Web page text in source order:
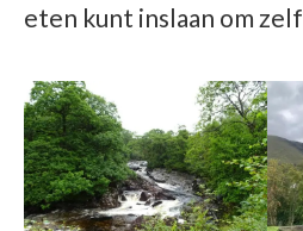
eten kunt inslaan om